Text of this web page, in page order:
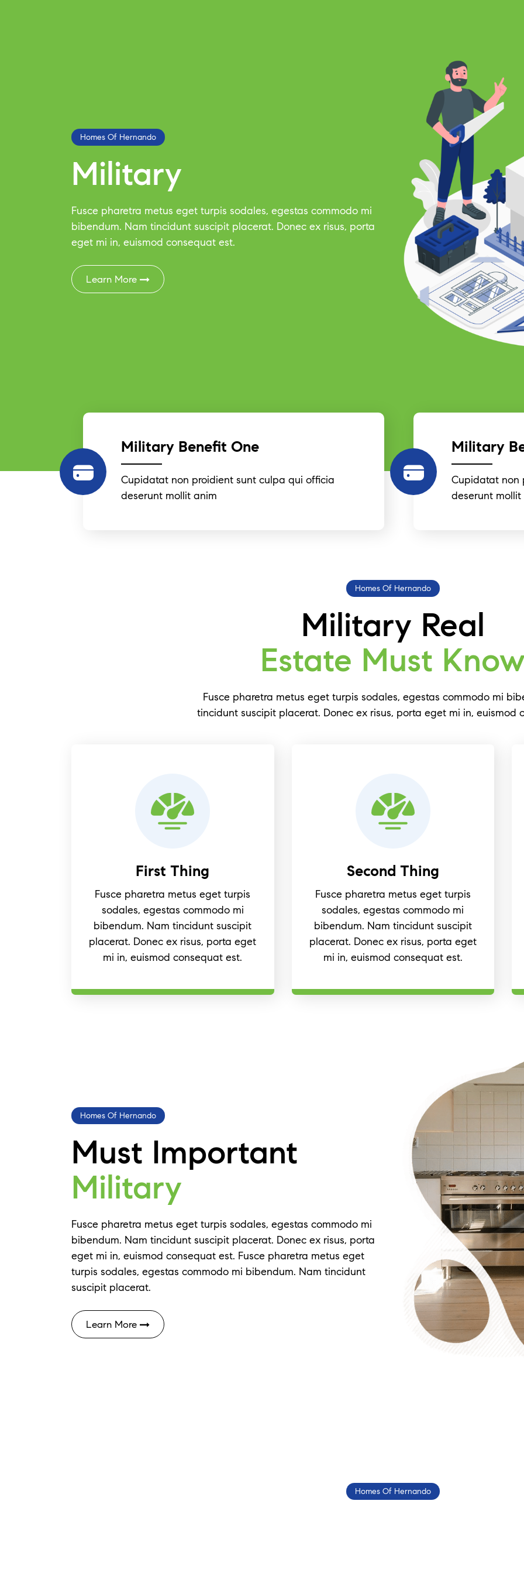
Homes Of Hernando
Military
Fusce pharetra metus eget turpis sodales, egestas commodo mi
bibendum. Nam tincidunt suscipit placerat. Donec ex risus, porta
eget mi in, euismod consequat est.
Learn More
Military Benefit One
Cupidatat non proidient sunt culpa qui officia
deserunt mollit anim
Military
Cupidatat non
deserunt mollit
Homes Of Hernando
Military Real
Estate Must
Fusce pharetra metus eget turpis sodales, egestas commodo mi
tincidunt suscipit placerat. Donec ex risus, porta eget mi in, euismod
First Thing
Fusce pharetra metus eget turpis
sodales, egestas commodo mi
bibendum. Nam tincidunt suscipit
placerat. Donec ex risus, porta eget
mi in, euismod consequat est.
Second Thing
Fusce pharetra metus eget turpis
sodales, egestas commodo mi
bibendum. Nam tincidunt suscipit
placerat. Donec ex risus, porta eget
mi in, euismod consequat est.
Homes Of Hernando
Must Important
Military
Fusce pharetra metus eget turpis sodales, egestas commodo mi
bibendum. Nam tincidunt suscipit placerat. Donec ex risus, porta
eget mi in, euismod consequat est. Fusce pharetra metus eget
turpis sodales, egestas commodo mi bibendum. Nam tincidunt
suscipit placerat.
Learn More
Homes Of Hernando